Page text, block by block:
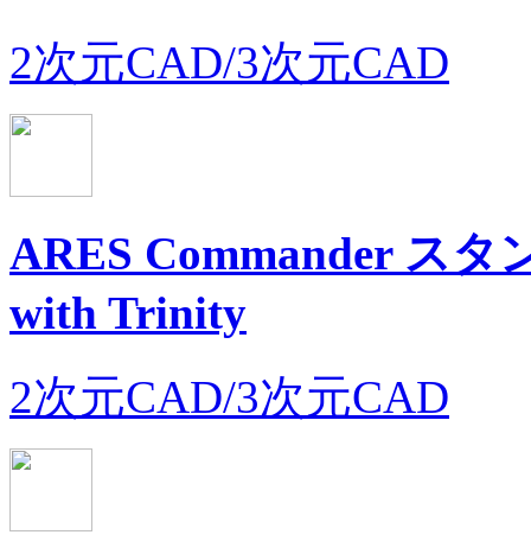
2次元CAD/3次元CAD
ARES Commander スタ
with Trinity
2次元CAD/3次元CAD